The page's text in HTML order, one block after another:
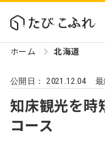
ホーム 北海道
公開日：2021.12.04 最
知床観光を時
コース